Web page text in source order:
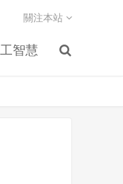
智慧
關注本站